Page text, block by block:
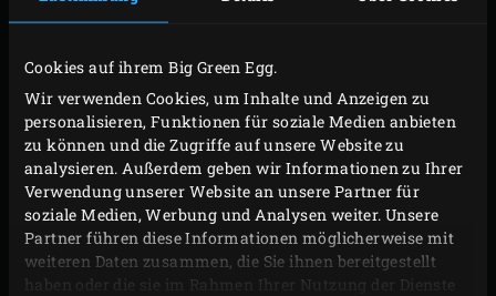
Cookies auf ihrem Big Green Egg.
Wir verwenden Cookies, um Inhalte und Anzeigen zu
personalisieren, Funktionen für soziale Medien anbieten
zu können und die Zugriffe auf unsere Website zu
analysieren. Außerdem geben wir Informationen zu Ihrer
Verwendung unserer Website an unsere Partner für
soziale Medien, Werbung und Analysen weiter. Unsere
Partner führen diese Informationen möglicherweise mit
weiteren Daten zusammen, die Sie ihnen bereitgestellt
haben oder die sie im Rahmen Ihrer Nutzung der Dienste
verwenden).
ZUBEREITUNG
DenGreen Dutch Ovenauf den Rost stellen und
Rotwein sowie Crème de Cassis hineingeben. Das
Gewürzsäckchen, die Zimt- und die Süßholzstangen
sowie die Lorbeerblätter zugeben und alles zum
Kochen bringen.